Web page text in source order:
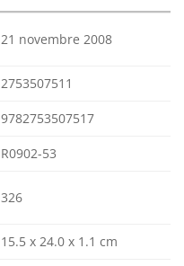
21 novembre 2008
2753507511
9782753507517
R0902-53
326
15.5 x 24.0 x 1.1 cm